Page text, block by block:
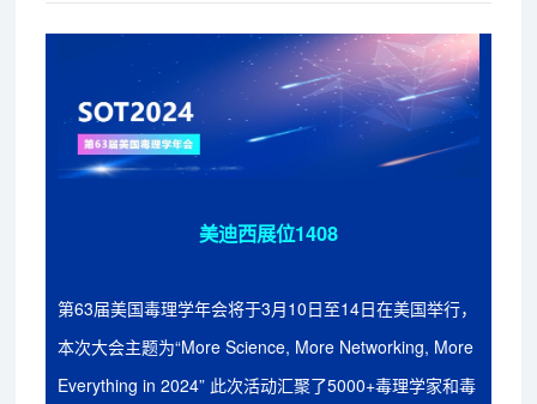
美迪西展位1408
第63届美国毒理学年会将于3月10日至14日在美国举行，
本次大会主题为“More Science, More Networking, More
Everything in 2024” 此次活动汇聚了5000+毒理学家和毒